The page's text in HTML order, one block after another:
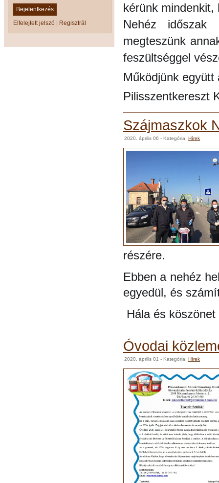
Bejelentkezés
Elfelejtett jelszó | Regisztrál
kérünk
Nehéz
megteszünk
feszültséggel
Működjünk
Pilisszentkereszt
Szájmaszkok
2020. április 06 - Kategória: Hírek
részére.
Ebben a nehéz
egyedül, és
Hála és
Óvodai
2020. április 01 - Kategória: Hírek